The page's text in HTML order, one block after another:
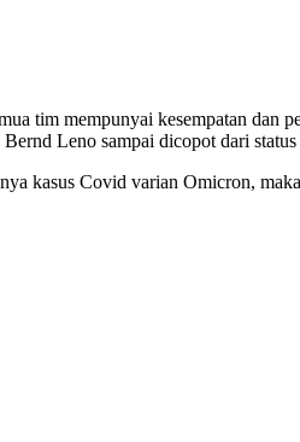
tim mempunyai kesempatan dan
Leno sampai dicopot dari
kasus Covid varian Omicron,